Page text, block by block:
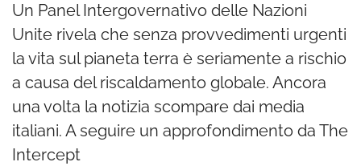
Un Panel Intergovernativo delle Nazioni
Unite rivela che senza provvedimenti urgenti
la vita sul pianeta terra è seriamente a rischio
a causa del riscaldamento globale. Ancora
una volta la notizia scompare dai media
italiani. A seguire un approfondimento da The
Intercept